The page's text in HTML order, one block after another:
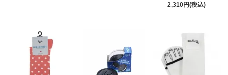
2,310円(税込)